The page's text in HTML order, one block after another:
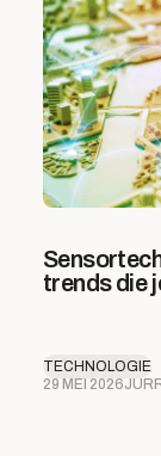
trends die
TECHNOLOGIE
29 MEI 2026